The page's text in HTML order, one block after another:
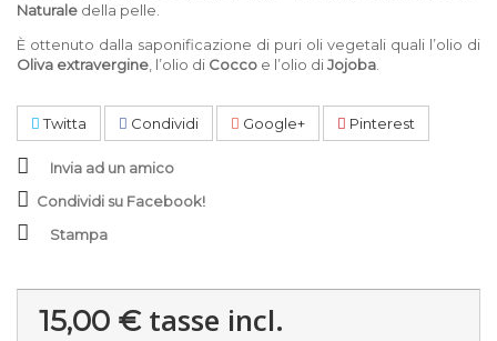
Naturale della pelle.
È ottenuto dalla saponificazione di puri oli vegetali quali l’olio di
Oliva extravergine , l’olio di Cocco e l’olio diJojoba
Twitta Condividi Google+ Pinterest
Invia ad un amico
Condividi su Facebook!
Stampa
15,00 €tasse incl.